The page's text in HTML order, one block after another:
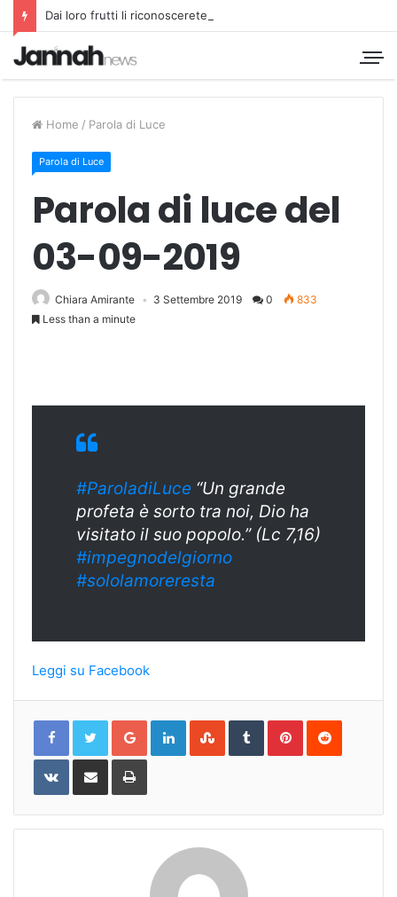
Dai loro frutti li riconoscerete
Home / Parola di Luce
Parola di Luce
Parola di luce del
03-09-2019
Chiara Amirante 3 Settembre 2019 0
833
Less than a minute
#ParoladiLuce “Un grande
profeta è sorto tra noi, Dio ha
visitato il suo popolo.” (Lc 7,16)
#impegnodelgiorno
#sololamoreresta
Leggi su Facebook
Google+LinkedInStumbleUpon
TumblrPinterestReddit
VKontakteShare
Email
Print